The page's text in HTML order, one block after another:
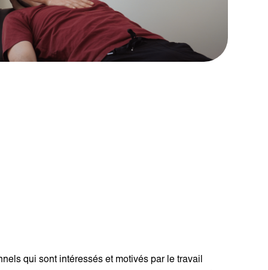
qui sont intéressés et motivés par le travail